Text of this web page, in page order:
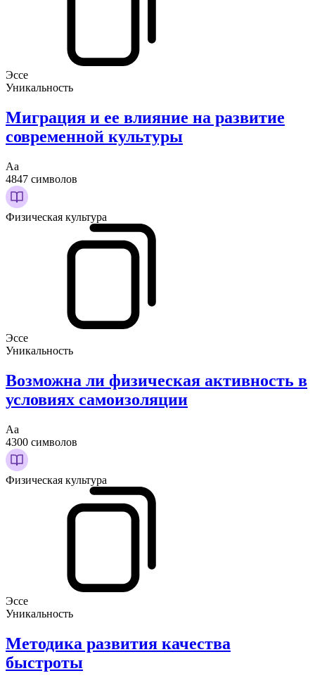
Эссе
Уникальность
Миграция и ее влияние на развитие
современной культуры
Аа
4847 символов
Физическая культура
Эссе
Уникальность
Возможна ли физическая активность в
условиях самоизоляции
Аа
4300 символов
Физическая культура
Эссе
Уникальность
Методика развития качества
быстроты